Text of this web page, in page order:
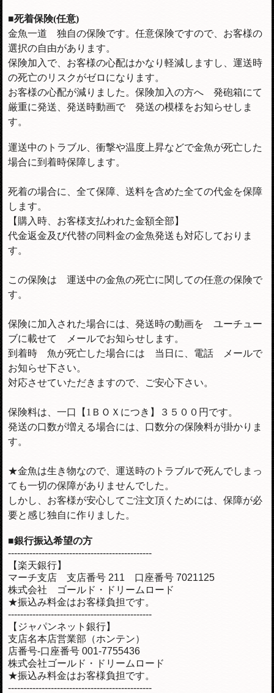
■死着保険(任意)
金魚一道 独自の保険です。任意保険ですので、お客様の
選択の自由があります。
保険加入で、お客様の心配はかなり軽減しますし、運送時
の死亡のリスクがゼロになります。
お客様の心配が減りました。保険加入の方へ 発砲箱にて
厳重に発送、発送時動画で 発送の模様をお知らせしま
す。
運送中のトラブル、衝撃や温度上昇などで金魚が死亡した
場合に到着時保障します。
死着の場合に、全て保障、送料を含めた全ての代金を保障
します。
【購入時、お客様支払われた金額全部】
代金返金及び代替の同料金の金魚発送も対応しておりま
す。
この保険は 運送中の金魚の死亡に関しての任意の保険で
す。
保険に加入された場合には、発送時の動画を ユーチュー
ブに載せて メールでお知らせします。
到着時 魚が死亡した場合には 当日に、電話 メールで
お知らせ下さい。
対応させていただきますので、ご安心下さい。
保険料は、一口【1ＢＯＸにつき】３５００円です。
発送の口数が増える場合には、口数分の保険料が掛かりま
す。
★金魚は生き物なので、運送時のトラブルで死んでしまっ
ても一切の保障がありませんでした。
しかし、お客様が安心してご注文頂くためには、保障が必
要と感じ独自に作りました。
■銀行振込希望の方
-----------------------------------------------
【楽天銀行】
マーチ支店 支店番号 211 口座番号 7021125
株式会社 ゴールド・ドリームロード
★振込み料金はお客様負担です。
-----------------------------------------------
【ジャパンネット銀行】
支店名本店営業部（ホンテン）
店番号-口座番号 001-7755436
株式会社ゴールド・ドリームロード
★振込み料金はお客様負担です。
-----------------------------------------------